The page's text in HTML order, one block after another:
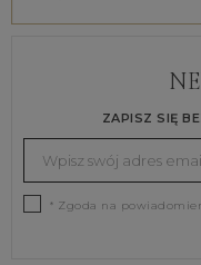
ZAPISZ SIĘ
* Zgoda na